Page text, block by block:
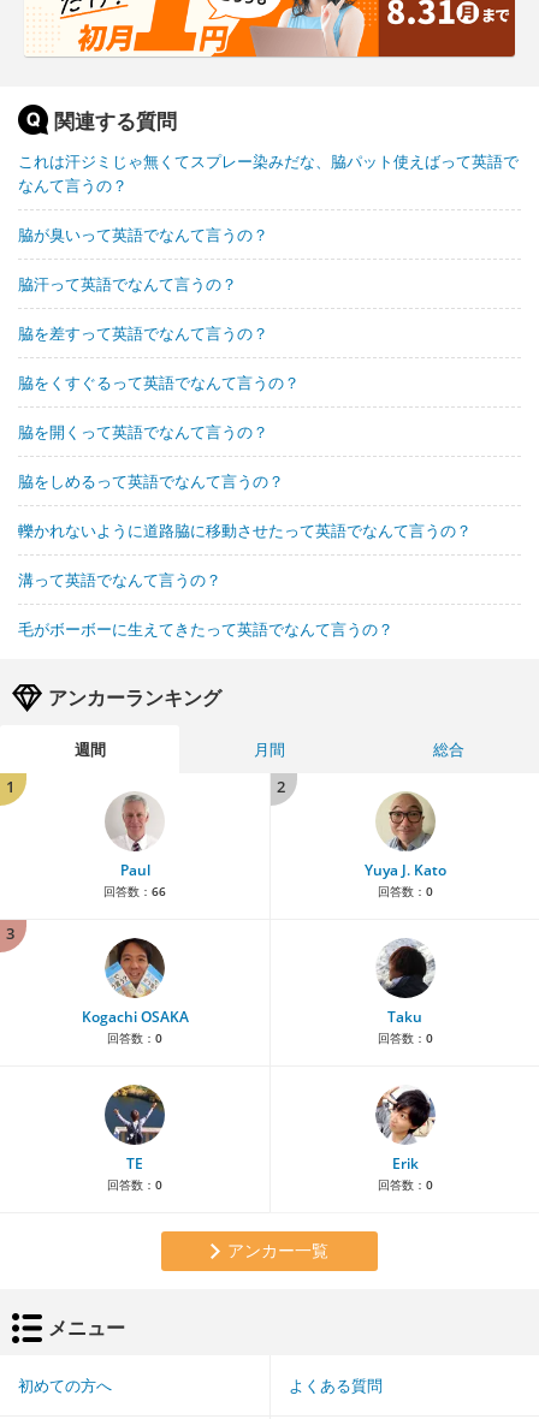
関連する質問
これは汗ジミじゃ無くてスプレー染みだな、脇パット使えばって英語で
なんて言うの？
脇が臭いって英語でなんて言うの？
脇汗って英語でなんて言うの？
脇を差すって英語でなんて言うの？
脇をくすぐるって英語でなんて言うの？
脇を開くって英語でなんて言うの？
脇をしめるって英語でなんて言うの？
轢かれないように道路脇に移動させたって英語でなんて言うの？
溝って英語でなんて言うの？
毛がボーボーに生えてきたって英語でなんて言うの？
アンカーランキング
週間 月間
総合
1
Paul
回答数： 66
2
Yuya J. Kato
回答数： 0
3
Kogachi OSAKA
回答数： 0
Taku
回答数： 0
TE
回答数： 0
Erik
回答数： 0
アンカー一覧
メニュー
初めての方へ よくある質問